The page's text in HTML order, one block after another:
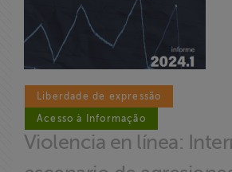
Liberdade de expressão
Acesso à Informação
Violencia en línea: